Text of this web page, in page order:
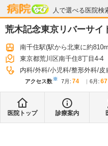
人で選べる医院検
病院なび
荒木記念東京リバーサイ
南千住駅(駅から北東に約810m
東京都荒川区南千住8丁目4-4
内科 外科 小児科 整形外科 皮
アクセス数※ 7月 : 74 6月 : 67
医院トップ 診療案内